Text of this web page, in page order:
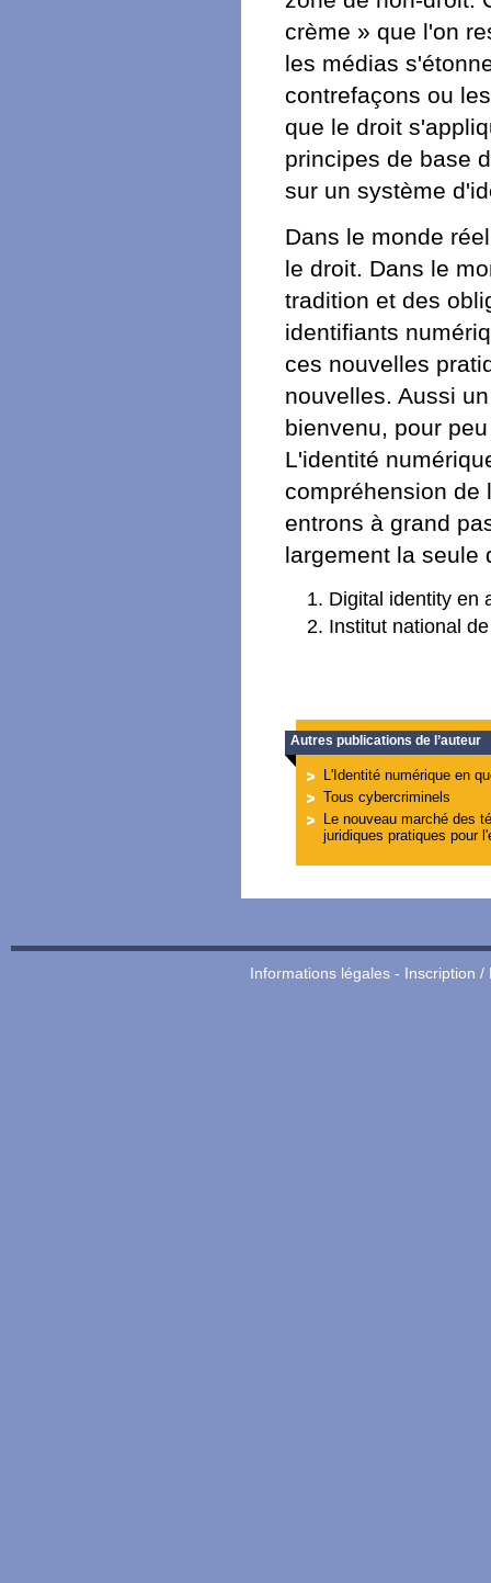
crème » que l'on
les médias
contrefaçons ou
que le droit
principes de base
sur un système
Dans le monde
le droit. Dans le
tradition et des
identifiants
ces nouvelles
nouvelles. Aussi
bienvenu, pour
L'identité
compréhension de
entrons à grand
largement la seule
Digital identity en
Institut national
Autres publications de l’auteur
L'Identité numérique en
Tous cybercriminels
Le nouveau marché des
juridiques pratiques pour
Informations légales- Inscription